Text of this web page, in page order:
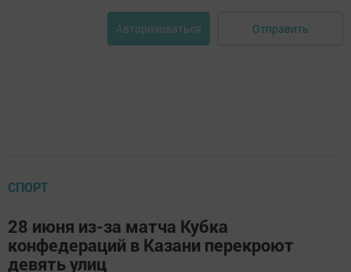
Авторизоваться Отправить
СПОРТ
28 июня из-за матча Кубка
конфедераций в Казани перекроют
девять улиц